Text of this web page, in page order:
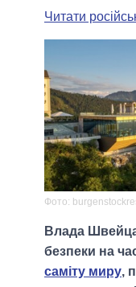
Читати
Фото:
Влада
безпеки на
саміту миру,